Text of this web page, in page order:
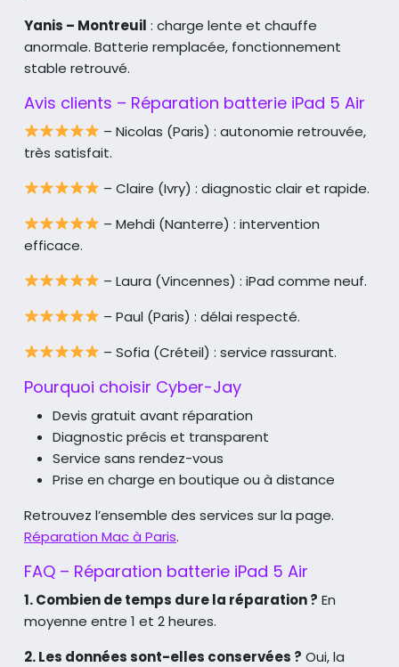
Yanis – Montreuil : charge lente et chauffe
anormale. Batterie remplacée, fonctionnement
stable retrouvé.
Avis clients – Réparation batterie iPad 5 Air
– Nicolas (Paris) : autonomie retrouvée,
très satisfait.
– Claire (Ivry) : diagnostic clair et rapide.
– Mehdi (Nanterre) : intervention
efficace.
– Laura (Vincennes) : iPad comme neuf.
– Paul (Paris) : délai respecté.
– Sofia (Créteil) : service rassurant.
Pourquoi choisir Cyber-Jay
Devis gratuit avant réparation
Diagnostic précis et transparent
Service sans rendez-vous
Prise en charge en boutique ou à distance
Retrouvez l’ensemble des services sur la page.
Réparation Mac à Paris.
FAQ – Réparation batterie iPad 5 Air
1. Combien de temps dure la réparation ? En
moyenne entre 1 et 2 heures.
2. Les données sont-elles conservées ? Oui, la